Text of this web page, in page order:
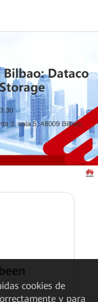
cookies de
y para